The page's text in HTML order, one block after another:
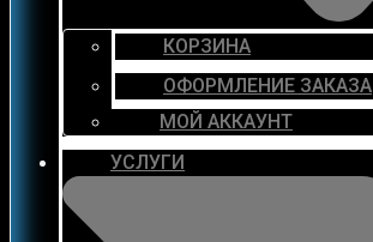
КОРЗИНА
ОФОРМЛЕНИЕ ЗАКАЗА
МОЙ АККАУНТ
УСЛУГИ